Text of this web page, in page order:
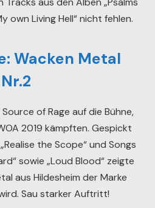
own Living Hell“ nicht fehlen.
Wacken Metal
of Rage auf die Bühne,
2019 kämpften. Gespickt
the Scope“ und Songs
sowie „Loud Blood“ zeigte
aus Hildesheim der Marke
Sau starker Auftritt!